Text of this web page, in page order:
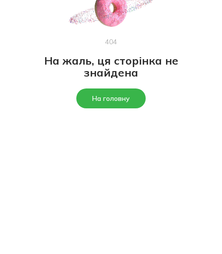
404
На жаль, ця сторінка не
знайдена
На головну